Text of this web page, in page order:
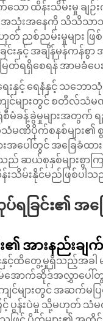
ော ထိန်းသိမ်းမှု ချဉ်
အသုံးအနေကို သိသိသာသ
ညစ်ညမ်းမှုများ ဖြစ်
နှင့် အချိန်မှန်ကန်စွာ အ
တ်ရရှိစေရန် အာမခံပေ
င့် ရေနံနှင့် သဘောသုံး
ျင်များတွင် စတီလ်သံ
ရုံစီမံခန့်ခွဲမှုများအတွ
မဏိပိုက်စနစ်များ၏
ပေါ်တွင် အခြေခံထာ
ဆယ်စုနှစ်များစွာကြ
သိမ်းနိုင်မည်ဖြစ်ပါသ
ြင်း၏ အကြ
အားနည်းချက်
ထိတွေ့မှုရှိသည့်အခါ မ
ောက်ဆိုဒ်အလွှာပေါ်တွ
င်များတွင် အဆက်မပ
ြင့် ပွန်းပဲမှု သို့မဟုတ် သံ